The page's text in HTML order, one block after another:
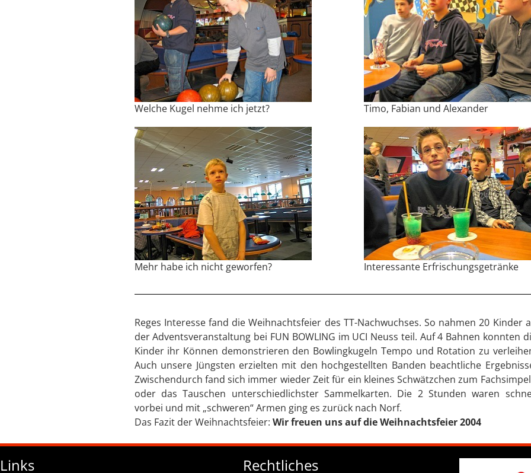
Welche Kugel nehme ich jetzt? Timo, Fabian und Alexander
Mehr habe ich nicht geworfen? Interessante Erfrischungsgetränke
Reges Interesse fand die Weihnachtsfeier des TT-Nachwuchses. So nahmen 20 Kinder
der Adventsveranstaltung bei FUN BOWLING im UCI Neuss teil. Auf 4 Bahnen konnten
Kinder ihr Können demonstrieren den Bowlingkugeln Tempo und Rotation zu
Auch unsere Jüngsten erzielten mit den hochgestellten Banden beachtliche
Zwischendurch fand sich immer wieder Zeit für ein kleines Schwätzchen zum
oder das Tauschen unterschiedlichster Sammelkarten. Die 2 Stunden waren
vorbei und mit „schweren“ Armen ging es zurück nach Norf.
Das Fazit der Weihnachtsfeier: Wir freuen uns auf die Weihnachtsfeier 2004
Links Rechtliches